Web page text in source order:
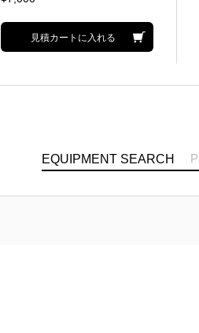
見積カートに入れる
EQUIPMENT SEARCH